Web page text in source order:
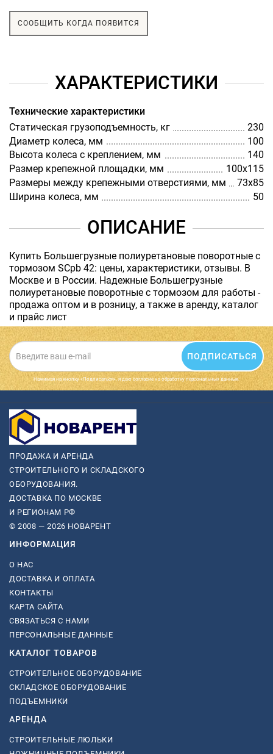
СООБЩИТЬ КОГДА ПОЯВИТСЯ
ХАРАКТЕРИСТИКИ
Технические характеристики
Статическая грузоподъемность, кг
230
Диаметр колеса, мм
100
Высота колеса с креплением, мм
140
Размер крепежной площадки, мм
100х115
Размеры между крепежными отверстиями, мм
73х85
Ширина колеса, мм
50
ОПИСАНИЕ
Купить Большегрузные полиуретановые поворотные с
тормозом SCpb 42: цены, характеристики, отзывы. В
Москве и в России. Надежные Большегрузные
полиуретановые поворотные с тормозом для работы -
продажа оптом и в розницу, а также в аренду, каталог
и прайс лист
ПОДПИСАТЬСЯ
Нажимая на кнопку «Подписаться», я даю cогласие на обработку персональных данных.
ПРОДАЖА И АРЕНДА
СТРОИТЕЛЬНОГО И СКЛАДСКОГО
ОБОРУДОВАНИЯ.
ДОСТАВКА ПО МОСКВЕ
И РЕГИОНАМ РФ
© 2008 — 2026 НОВАРЕНТ
ИНФОРМАЦИЯ
О НАС
ДОСТАВКА И ОПЛАТА
КОНТАКТЫ
КАРТА САЙТА
СВЯЗАТЬСЯ С НАМИ
ПЕРСОНАЛЬНЫЕ ДАННЫЕ
КАТАЛОГ ТОВАРОВ
СТРОИТЕЛЬНОЕ ОБОРУДОВАНИЕ
СКЛАДСКОЕ ОБОРУДОВАНИЕ
ПОДЪЕМНИКИ
АРЕНДА
СТРОИТЕЛЬНЫЕ ЛЮЛЬКИ